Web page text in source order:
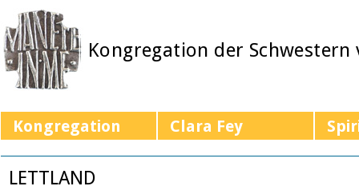
Kongregation Clara Fey
Kongregation der Schwestern
LETTLAND